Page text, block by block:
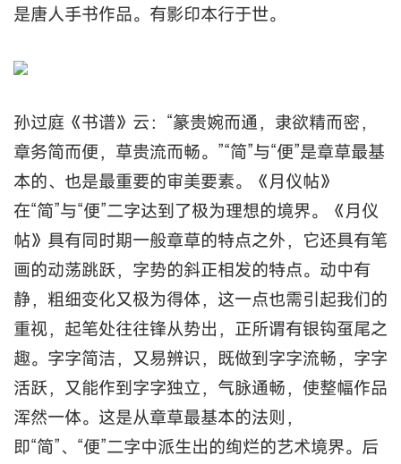
是唐人手书作品。有影印本行于世。
孙过庭《书谱》云：“篆贵婉而通，隶欲精而密，
章务简而便，草贵流而畅。”“简”与“便”是章草最基
本的、也是最重要的审美要素。《月仪帖》
在“简”与“便”二字达到了极为理想的境界。《月仪
帖》具有同时期一般章草的特点之外，它还具有笔
画的动荡跳跃，字势的斜正相发的特点。动中有
静，粗细变化又极为得体，这一点也需引起我们的
重视，起笔处往往锋从势出，正所谓有银钩虿尾之
趣。字字简洁，又易辨识，既做到字字流畅，字字
活跃，又能作到字字独立，气脉通畅，使整幅作品
浑然一体。这是从章草最基本的法则，
即“简”、“便”二字中派生出的绚烂的艺术境界。后